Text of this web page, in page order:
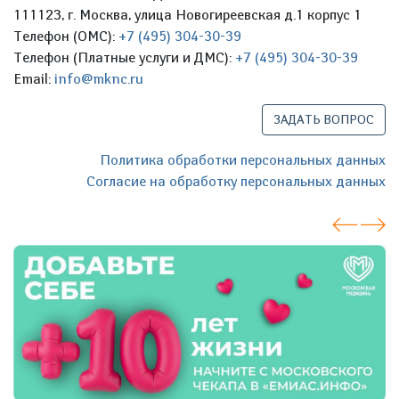
111123, г. Москва, улица Новогиреевская д.1 корпус 1
Телефон (ОМС): +7 (495) 304-30-39
Телефон (Платные услуги и ДМС): +7 (495) 304-30-39
Email: info@mknc.ru
ЗАДАТЬ ВОПРОС
Политика обработки персональных данных
Согласие на обработку персональных данных